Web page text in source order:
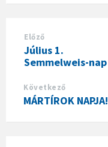
Előző
Július 1.
Semmelweis-nap
Következő
MÁRTÍROK NAPJA!